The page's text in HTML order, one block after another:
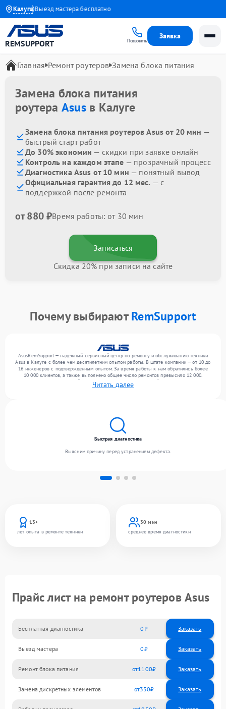
Калуга
года Выезд мастера бесплатно
REMSUPPORT Позвонить
Заявка
Главная Ремонт роутеров Замена блока питания
Замена блока питания
роутера Asusв Калуге
Замена блока питания роутеров Asus от 20 мин —
быстрый старт работ
До 30% экономии — скидки при заявке онлайн
Контроль на каждом этапе — прозрачный процесс
Диагностика Asus от 10 мин — понятный вывод
Официальная гарантия до 12 мес. — с
поддержкой после ремонта
от 880 ₽Время работы: от 30 мин
Записаться
Скидка 20% при записи на сайте
Почему выбираютRemSupport
AsusRemSupport — надежный сервисный центр по ремонту и обслуживанию техники
Asus в Калуге с более чем десятилетним опытом работы. В штате компании — от 10 до
16 инженеров с подтвержденным опытом. За время работы к нам обратились более
10 000 клиентов, а также выполнено общее число ремонтов превысило 12 000.
Ежемесячно в сервисный центр поступает более 300 устройств, включая , , . Мы
беремся за задачи любой сложности и гарантируем высокое качество обслуживания
Читать далее
13+
лет опыта в ремонте техники
30 мин
среднее время диагностики
Быстрая диагностика
Выясним причину перед устранением дефекта.
Прайс лист на ремонт роутеров Asus
Бесплатная диагностика 0 Заказать
Выезд мастера 0 Заказать
Ремонт блока питания 1100
Замена дискретных элементов 330